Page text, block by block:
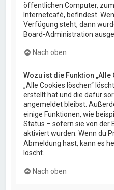
öffentlichen Computer,
Internetcafé, befindest.
Verfügung steht, dann
Board-Administration
Nach oben
Wozu ist die Funktion „Alle
„Alle Cookies löschen“
erstellt hat und die dafür
angemeldet bleibst.
einige Funktionen, wie
Status – sofern sie von der
aktiviert wurden. Wenn du
Abmeldung hast, kann es
löscht.
Nach oben